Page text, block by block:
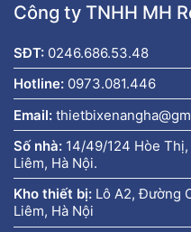
Công ty TNHH MH
SĐT: 0246.686.53.48
Hotline: 0973.081.446
Email:
Số nhà: 14/49/124 Hòe
Liêm, Hà Nội.
Kho thiết bị: Lô A2, Đường
Liêm, Hà Nội